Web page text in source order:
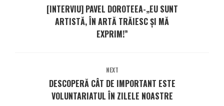
[INTERVIU] PAVEL DOROTEEA-„EU SUNT
ARTISTĂ, ÎN ARTĂ TRĂIESC ȘI MĂ
EXPRIM!”
NEXT
DESCOPERĂ CÂT DE IMPORTANT ESTE
VOLUNTARIATUL ÎN ZILELE NOASTRE